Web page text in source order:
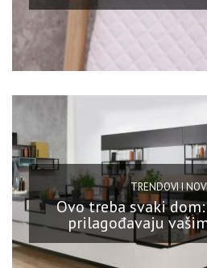
TRENDOVI I
Ovo treba svaki
prilagođavaju